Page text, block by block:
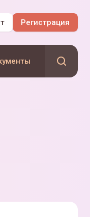
Регистрация